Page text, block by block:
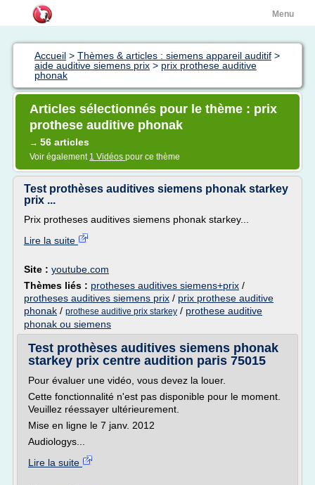
Menu
Accueil > Thèmes & articles : siemens appareil auditif >
aide auditive siemens prix > prix prothese auditive
phonak
Articles sélectionnés pour le thème : prix
prothese auditive phonak
→ 56 articles
Voir également 1 Vidéos pour ce thème
Test prothèses auditives siemens phonak starkey
prix ...
Prix protheses auditives siemens phonak starkey...
Lire la suite
Site : youtube.com
Thèmes liés : protheses auditives siemens+prix /
protheses auditives siemens prix / prix prothese auditive
phonak / prothese auditive prix starkey / prothese auditive
phonak ou siemens
Test prothèses auditives siemens phonak
starkey prix centre audition paris 75015
Pour évaluer une vidéo, vous devez la louer.
Cette fonctionnalité n'est pas disponible pour le moment.
Veuillez réessayer ultérieurement.
Mise en ligne le 7 janv. 2012
Audiologys...
Lire la suite